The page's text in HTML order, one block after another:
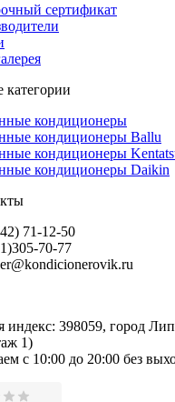
сертификат
кондиционеры
кондиционеры Ballu
кондиционеры
кондиционеры Daikin
71-12-50
70-77
индекс: 398059, город
1)
с 10:00 до 20:00 без